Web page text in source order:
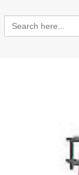
Search
for: